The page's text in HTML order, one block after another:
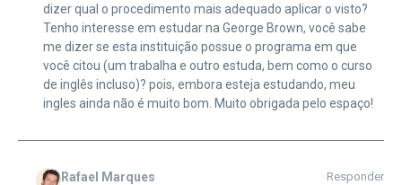
dizer qual o procedimento mais adequado aplicar o visto?
Tenho interesse em estudar na George Brown, você sabe
me dizer se esta instituição possue o programa em que
você citou (um trabalha e outro estuda, bem como o curso
de inglês incluso)? pois, embora esteja estudando, meu
ingles ainda não é muito bom. Muito obrigada pelo espaço!
Rafael Marques Responder